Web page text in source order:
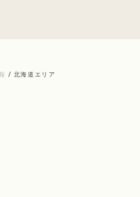
/ 北海道エリア